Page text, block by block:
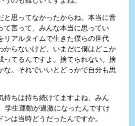
思ってなかったからね。本当に音
て言って、みんな本当に思ってい
リアルタイムで生きた僕らの世代
からないけど、いまだに僕はどこか
ってるんですよ。捨てられない。捨
な。それでいいとどっかで自分も思
ちは持ち続けてますよね、みん
学生運動が過激になったんですけ
は当時どうだったんですか。